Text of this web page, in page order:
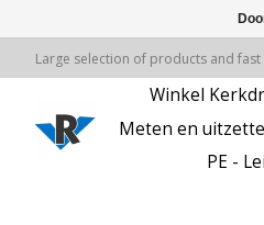
Large selection of products and fast
Winkel
Meten en
PE -